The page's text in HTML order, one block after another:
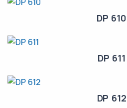
DP 610
DP 611
DP 612